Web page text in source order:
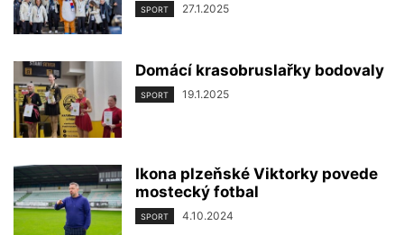
SPORT 27.1.2025
Domácí krasobruslařky bodovaly
SPORT 19.1.2025
Ikona plzeňské Viktorky povede
mostecký fotbal
SPORT 4.10.2024